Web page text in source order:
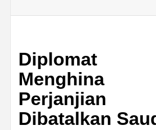
Diplomat
Menghina
Perjanjian
Dibatalkan